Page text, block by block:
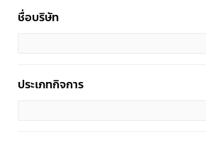
ชื่อบริษัท
ประเภทกิจการ